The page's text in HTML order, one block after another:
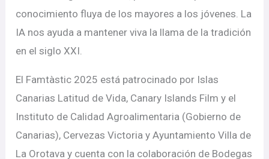
conocimiento fluya de los mayores a los jóvenes. La
IA nos ayuda a mantener viva la llama de la tradición
en el siglo XXI.
El Famtàstic 2025 está patrocinado por Islas
Canarias Latitud de Vida, Canary Islands Film y el
Instituto de Calidad Agroalimentaria (Gobierno de
Canarias), Cervezas Victoria y Ayuntamiento Villa de
La Orotava y cuenta con la colaboración de Bodegas